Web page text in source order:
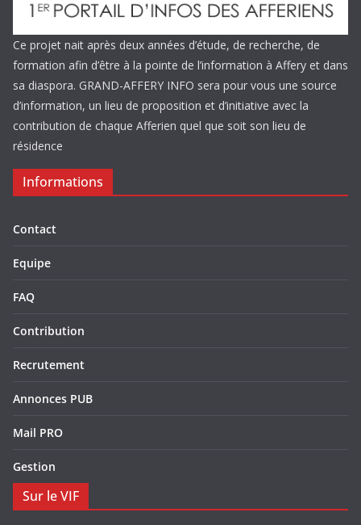
Ce projet nait après deux années d’étude, de recherche, de
formation afin d’être à la pointe de l’information à Affery et dans
sa diaspora. GRAND-AFFERY INFO sera pour vous une source
d’information, un lieu de proposition et d’initiative avec la
contribution de chaque Afferien quel que soit son lieu de
résidence
Informations
Contact
Equipe
FAQ
Contribution
Recrutement
Annonces PUB
Mail PRO
Gestion
Sur le VIF